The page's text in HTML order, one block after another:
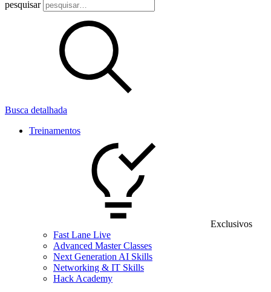
pesquisar
Busca detalhada
Treinamentos
Exclusivos
Fast Lane Live
Advanced Master Classes
Next Generation AI Skills
Networking & IT Skills
Hack Academy